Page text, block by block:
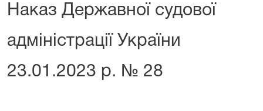
Наказ Державної судової
адміністрації України
23.01.2023 р. № 28